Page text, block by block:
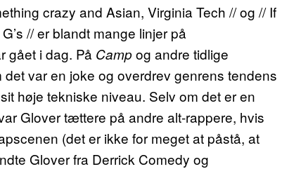
crazy and Asian, Virginia Tech // og // If
// er blandt mange linjer på
gået i dag. På Campog andre tidlige
var en joke og overdrev genrens tendens
høje tekniske niveau. Selv om det er en
Glover tættere på andre alt-rappere, hvis
(det er ikke for meget at påstå, at
Glover fra Derrick Comedy og